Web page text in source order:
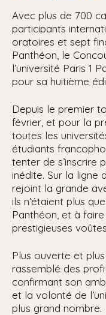
Avec plus de 700
participants
oratoires et sept
Panthéon, le
l’université Paris 1
pour sa huitième
Depuis le premier
février, et pour la
toutes les
étudiants
tenter de s’inscrire
inédite. Sur la ligne
rejoint la grande
ils n’étaient plus
Panthéon, et à
prestigieuses
Plus ouverte et
rassemblé des
confirmant son
et la volonté de
plus grand nombre.